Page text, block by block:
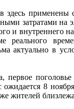
применены
затратами на
и внутреннего
реального
актуально в
первое
8
жителей